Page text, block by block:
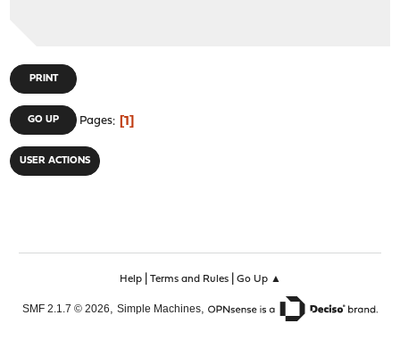
PRINT
GO UP Pages 1
USER ACTIONS
Help| Terms and Rules| Go Up ▲
SMF 2.1.7 © 2026, Simple Machines,